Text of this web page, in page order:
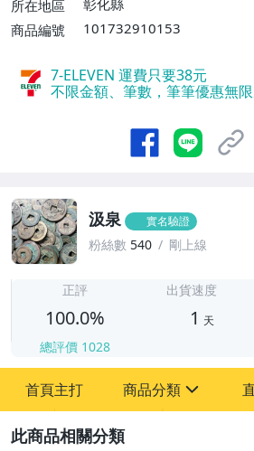
所在地區
彰化縣
商品編號
101732910153
7-ELEVEN 運費只要38元
不限金額、筆數，筆筆優惠無限
汲泉 實名驗證
粉絲數 540 剛上線
正評
100.0%
總評價 1028
出貨速度
1 天
首頁主打 商品分類
圖書/影音/文具